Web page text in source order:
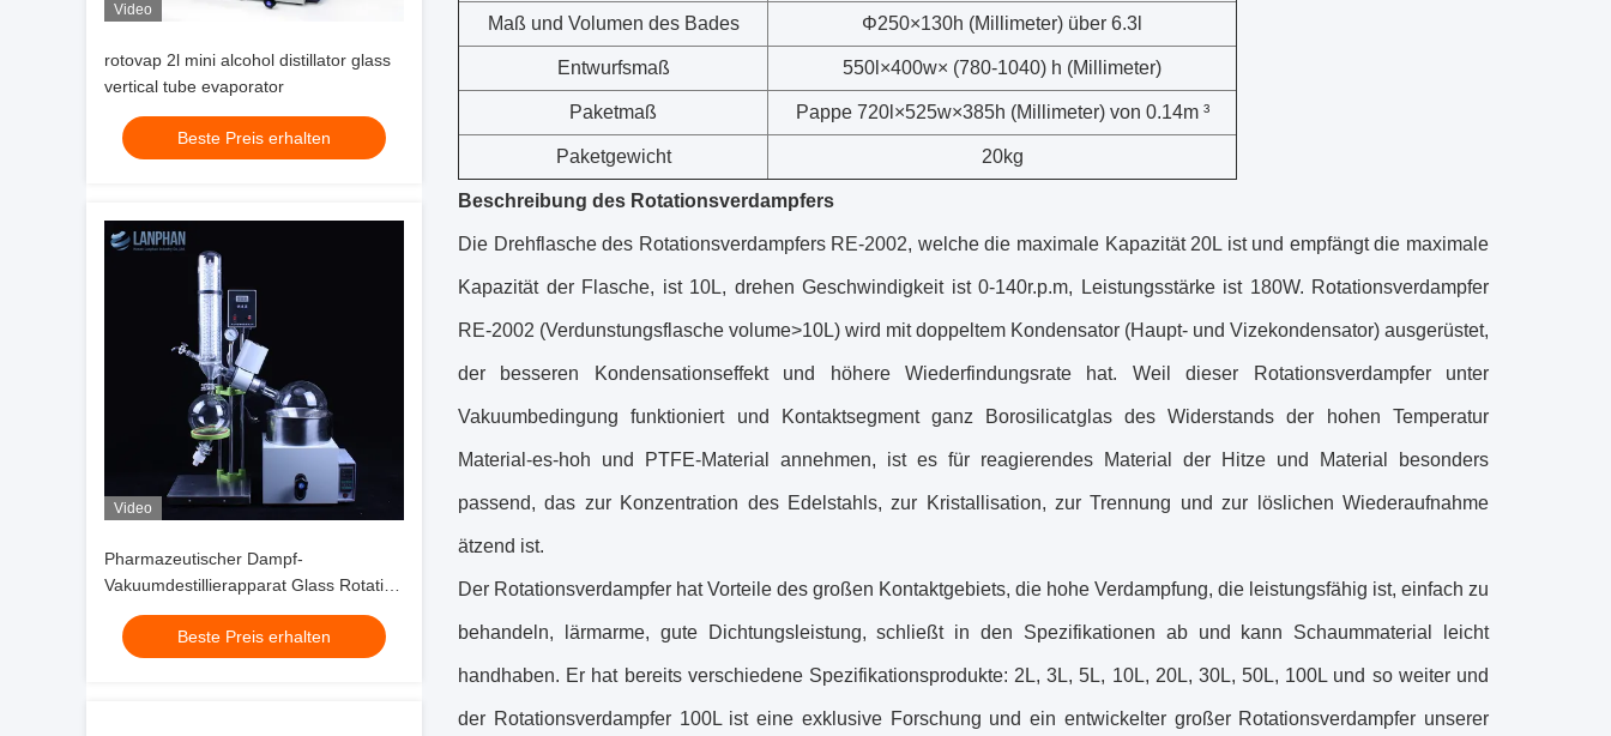
Video
rotovap 2l mini alcohol distillator glass
vertical tube evaporator
Beste Preis erhalten
Video
Pharmazeutischer Dampf-
Vakuumdestillierapparat Glass Rotation
Evaporator
Beste Preis erhalten
Maß und Volumen des Bades Φ250×130h (Millimeter) über 6.3l
Entwurfsmaß 550l×400w× (780-1040) h (Millimeter)
Paketmaß Pappe 720l×525w×385h (Millimeter) von 0.14m ³
Paketgewicht 20kg
Beschreibung des Rotationsverdampfers
Die Drehflasche des Rotationsverdampfers RE-2002, welche die maximale Kapazität 20L ist und empfängt die maximale
Kapazität der Flasche, ist 10L, drehen Geschwindigkeit ist 0-140r.p.m, Leistungsstärke ist 180W. Rotationsverdampfer
RE-2002 (Verdunstungsflasche volume>10L) wird mit doppeltem Kondensator (Haupt- und Vizekondensator) ausgerüstet,
der besseren Kondensationseffekt und höhere Wiederfindungsrate hat. Weil dieser Rotationsverdampfer unter
Vakuumbedingung funktioniert und Kontaktsegment ganz Borosilicatglas des Widerstands der hohen Temperatur
Material-es-hoh und PTFE-Material annehmen, ist es für reagierendes Material der Hitze und Material besonders
passend, das zur Konzentration des Edelstahls, zur Kristallisation, zur Trennung und zur löslichen Wiederaufnahme
ätzend ist.
Der Rotationsverdampfer hat Vorteile des großen Kontaktgebiets, die hohe Verdampfung, die leistungsfähig ist, einfach zu
behandeln, lärmarme, gute Dichtungsleistung, schließt in den Spezifikationen ab und kann Schaummaterial leicht
handhaben. Er hat bereits verschiedene Spezifikationsprodukte: 2L, 3L, 5L, 10L, 20L, 30L, 50L, 100L und so weiter und
der Rotationsverdampfer 100L ist eine exklusive Forschung und ein entwickelter großer Rotationsverdampfer unserer